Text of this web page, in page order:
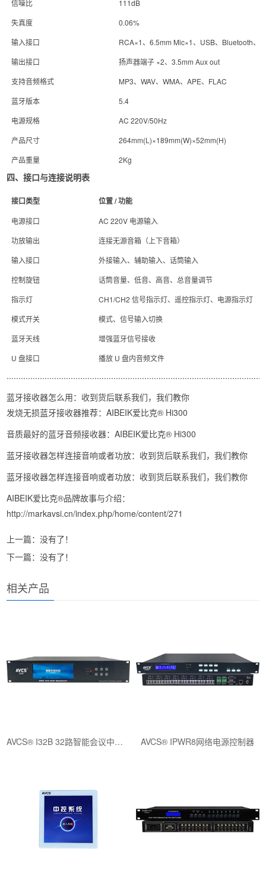
信噪比
111dB
失真度
0.06%
输入接口
RCA×1、6.5mm Mic×1、USB、Bluetooth、
输出接口
扬声器端子 ×2、3.5mm Aux out
支持音频格式
MP3、WAV、WMA、APE、FLAC
蓝牙版本
5.4
电源规格
AC 220V/50Hz
产品尺寸
264mm(L)×189mm(W)×52mm(H)
产品重量
2Kg
四、接口与连接说明表
接口类型 位置 / 功能
电源接口
AC 220V 电源输入
功放输出
连接无源音箱（上下音箱）
输入接口
外接输入、辅助输入、话筒输入
控制旋钮
话筒音量、低音、高音、总音量调节
指示灯
CH1/CH2 信号指示灯、遥控指示灯、电源指示灯
模式开关
模式、信号输入切换
蓝牙天线
增强蓝牙信号接收
U 盘接口
播放 U 盘内音频文件
蓝牙接收器怎么用：收到货后联系我们，我们教你
发烧无损蓝牙接收器推荐：AIBEIK爱比克® Hi300
音质最好的蓝牙音频接收器：AIBEIK爱比克® Hi300
蓝牙接收器怎样连接音响或者功放：收到货后联系我们，我们教你
蓝牙接收器怎样连接音响或者功放：收到货后联系我们，我们教你
AIBEIK爱比克®品牌故事与介绍：
http://markavsi.cn/index.php/home/content/271
上一篇：没有了！
下一篇：没有了！
相关产品
AVCS® I32B 32路智能会议中控系统 AVCS® IPWR8网络电源控制器